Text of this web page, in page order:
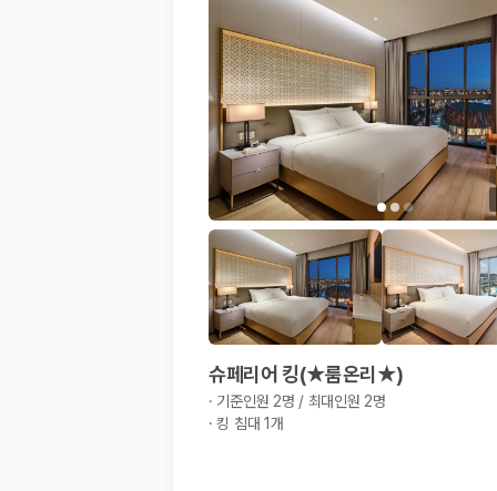
슈페리어 킹(★룸온리★)
· 기준인원 2명 / 최대인원 2명
·킹 침대 1개